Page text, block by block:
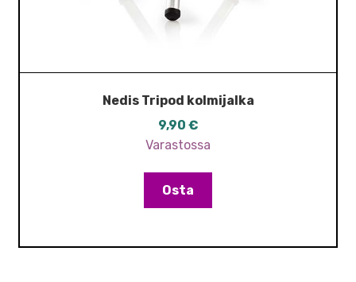
Nedis Tripod kolmijalka
9,90 €
Varastossa
Osta